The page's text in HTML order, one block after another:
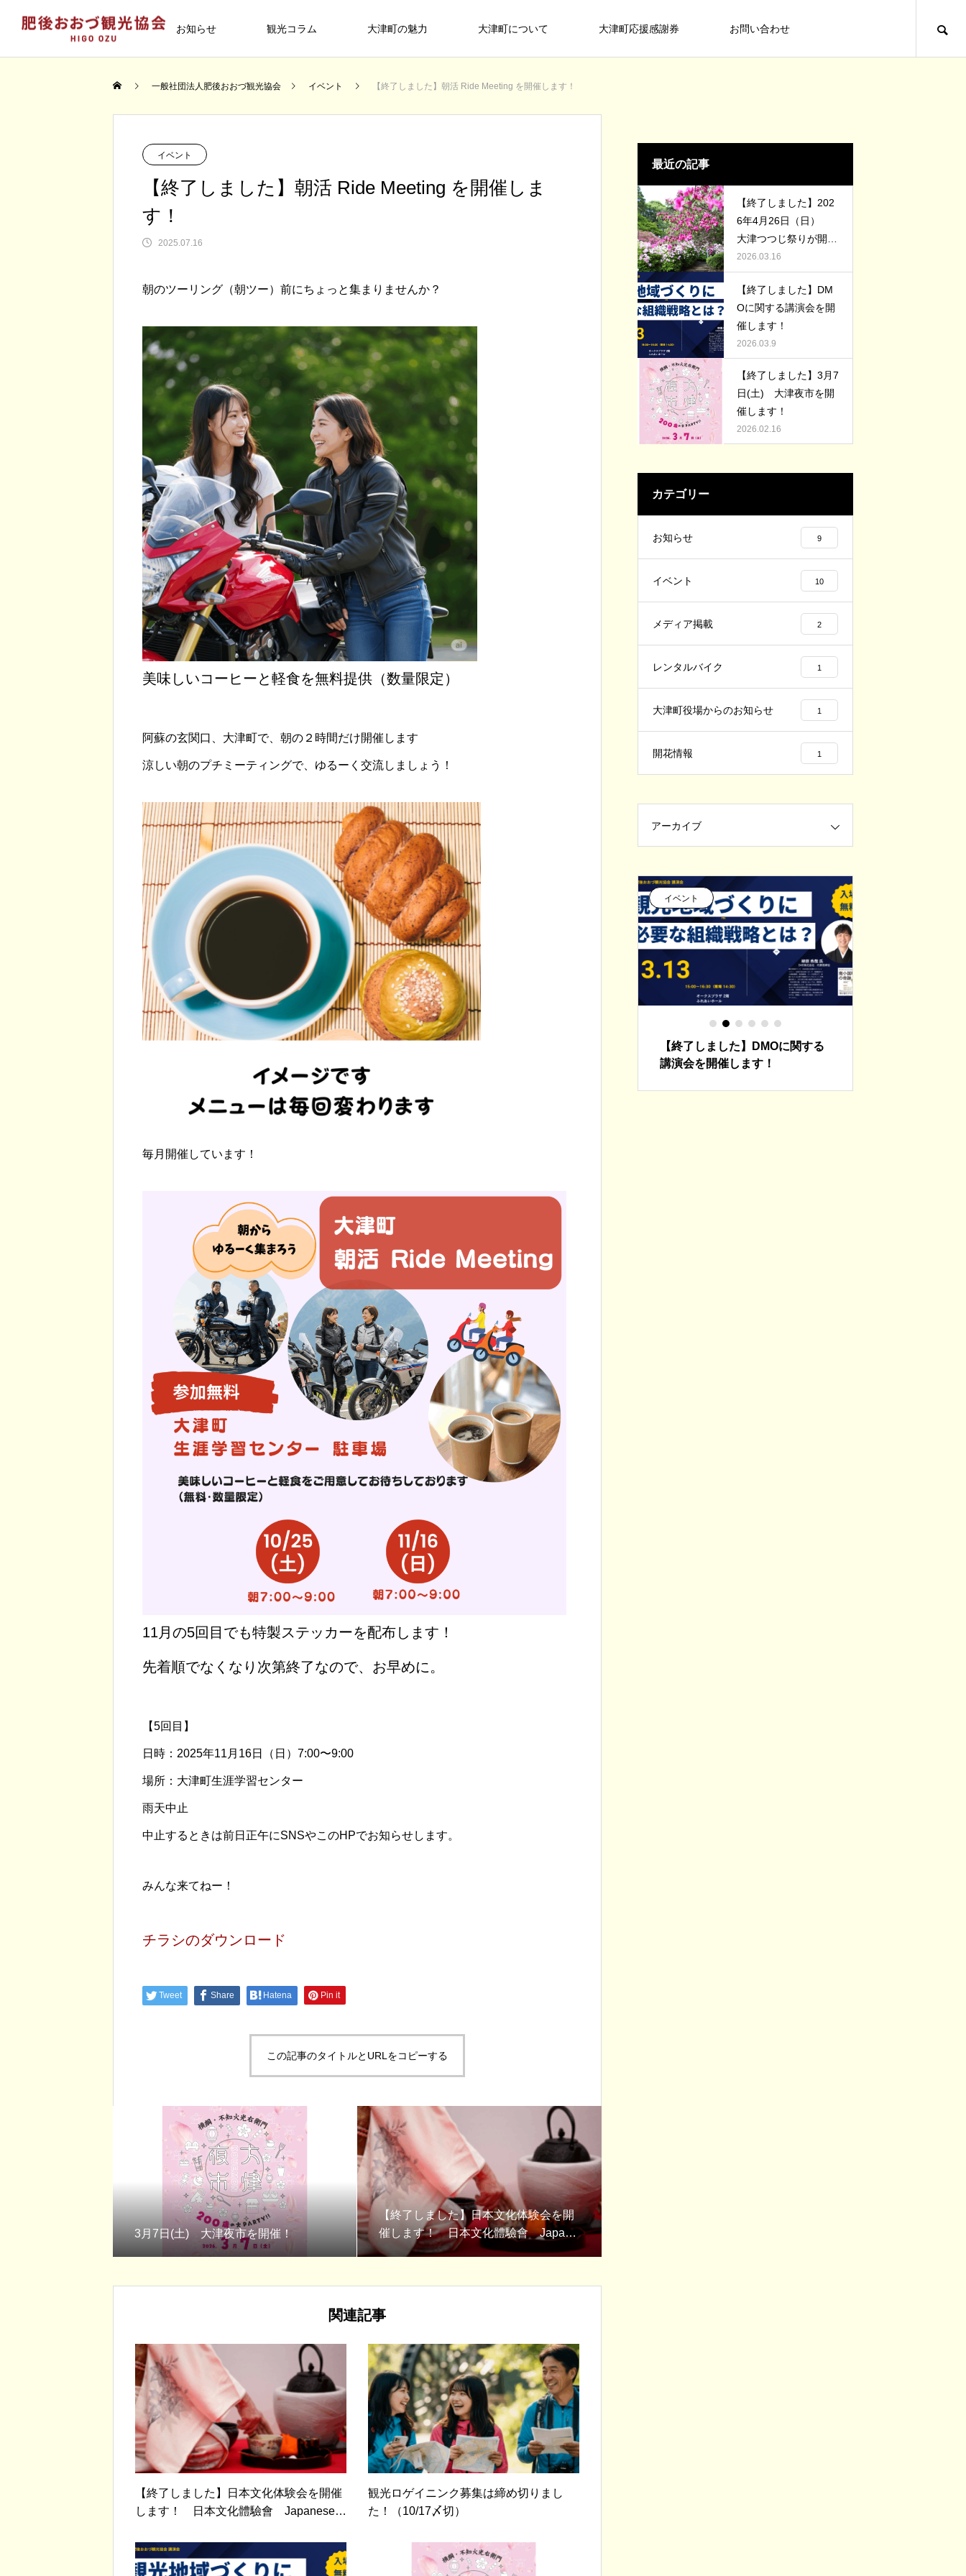
お知らせ 観光コラム 大津町の魅力 大津町について 大津町応援感謝券 お問い合わせ
【終了しました】2026年4月26日
（日） 大津つつじ祭りが開催されま
会を開催します！
【終了しました】3月7日(土) 大津夜
市を開催します！
2026.02.16
台湾のテレビ番組「日本學問大」で大
津町が紹介されました
っと！くまもっと」で、大津町を丸っ
れました
【終了しました】DMOに関する講演
会を開催します！
市を開催します！
【終了しました】第３５回からいもフ
ェスティバルinおおづ 開催【２０２
５】2025.10.21
終了しました【町内向け】大津町プレ
ミアム商品券を追加販売します
column
01
ロ像」の魅力を徹底解説！！
TOMARU
大津町。今でも素敵な宿泊施設が揃っ
ています。
ASOBU
体験まで遊べる場所がたくさん！！ 体
を動かしても良し！自然を満喫しても
良し。大津の楽しいスポットを紹介し
ます。
美味しい食材が多い町だから、美味し
いお店も多いのです。
一般社団法人肥後おおづ観光協会 イベント 【終了しました】朝活 Ride Meeting を開催します！
イベント
【終了しました】朝活 Ride Meeting を開催しま
す！
2025.07.16
朝のツーリング（朝ツー）前にちょっと集まりませんか？
美味しいコーヒーと軽食を無料提供（数量限定）
阿蘇の玄関口、大津町で、朝の２時間だけ開催します
涼しい朝のプチミーティングで、ゆるーく交流しましょう！
毎月開催しています！
11月の5回目でも特製ステッカーを配布します！
先着順でなくなり次第終了なので、お早めに。
【5回目】
日時：2025年11月16日（日）7:00〜9:00
場所：大津町生涯学習センター
雨天中止
中止するときは前日正午にSNSやこのHPでお知らせします。
みんな来てねー！
チラシのダウンロード
Tweet Share Hatena Pin it
この記事のタイトルとURLをコピーする
3月7日(土) 大津夜市を開催！
【終了しました】日本文化体験会を開
催します！ 日本文化體驗會 Japane
se culture experience session
関連記事
【終了しました】日本文化体験会を開催
します！ 日本文化體驗會 Japanese c
観光ロゲイニンク募集は締め切りまし
た！（10/17〆切）
最近の記事
【終了しました】202
6年4月26日（日）
大津つつじ祭りが開催
されます！
2026.03.16
【終了しました】DM
Oに関する講演会を開
催します！
2026.03.9
【終了しました】3月7
日(土) 大津夜市を開
催します！
2026.02.16
カテゴリー
お知らせ 9
イベント 10
メディア掲載 2
レンタルバイク 1
大津町役場からのお知らせ 1
開花情報 1
アーカイブ
大津町役場からのお知らせ
町プレミアム商品券を追加販売
します
イベント イベント
【終了しました】DMOに関する
講演会を開催します！